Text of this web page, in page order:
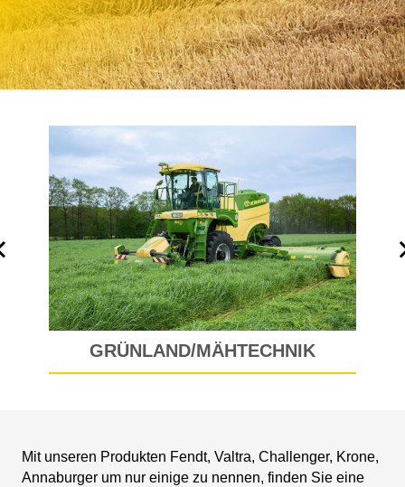
GRÜNLAND/MÄHTECHNIK
Mit unseren Produkten Fendt, Valtra, Challenger, Krone,
Annaburger um nur einige zu nennen, finden Sie eine